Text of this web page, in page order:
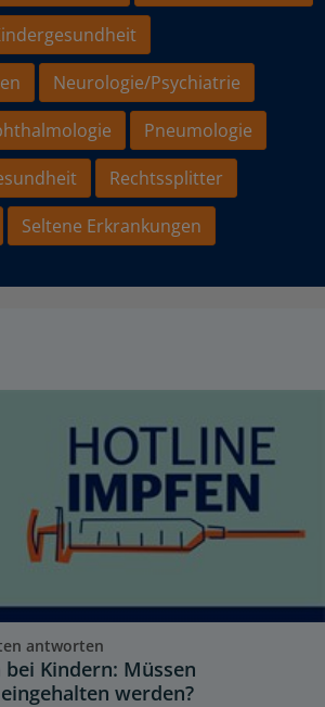
Neurologie/Psychiatrie
Pneumologie
Rechtssplitter
Seltene Erkrankungen
antworten
Kindern: Müssen
werden?